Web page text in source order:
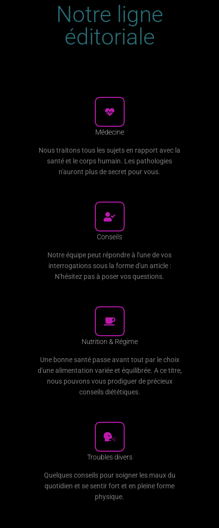
Notre ligne
éditoriale
Médecine
Nous traitons tous les sujets en rapport avec la
santé et le corps humain. Les pathologies
n'auront plus de secret pour vous.
Conseils
Notre équipe peut répondre à l'une de vos
interrogations sous la forme d'un article :
N'hésitez pas à poser vos questions.
Nutrition & Régime
Une bonne santé passe avant tout par le choix
d'une alimentation variée et équilibrée. A ce titre,
nous pouvons vous prodiguer de précieux
conseils diététiques.
Troubles divers
Quelques conseils pour soigner les maux du
quotidien et se sentir fort et en pleine forme
physique.